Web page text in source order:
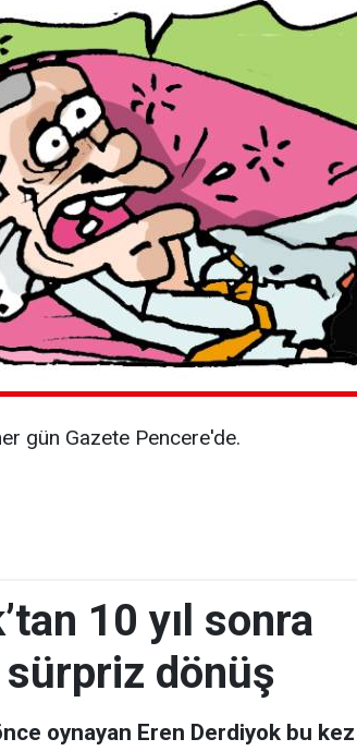
gün Gazete Pencere'de.
10 yıl sonra
sürpriz dönüş
oynayan Eren Derdiyok bu